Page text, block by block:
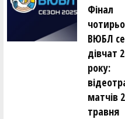
Фінал
ВЮБЛ
дівчат
року:
матчів
травня